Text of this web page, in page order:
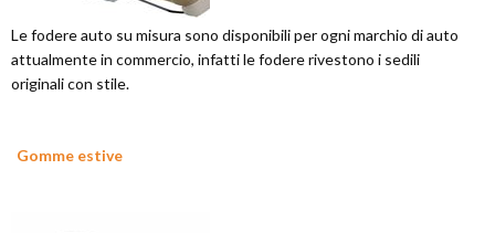
Le fodere auto su misura sono disponibili per ogni marchio di auto
attualmente in commercio, infatti le fodere rivestono i sedili
originali con stile.
Gomme estive